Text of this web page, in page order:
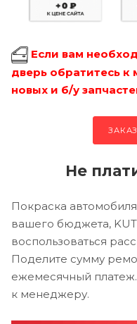
Если вам
дверь обратитесь
новых и б/у
Не
Покраска
вашего бюджета,
воспользоваться
Поделите сумму
ежемесячный
к менеджеру.